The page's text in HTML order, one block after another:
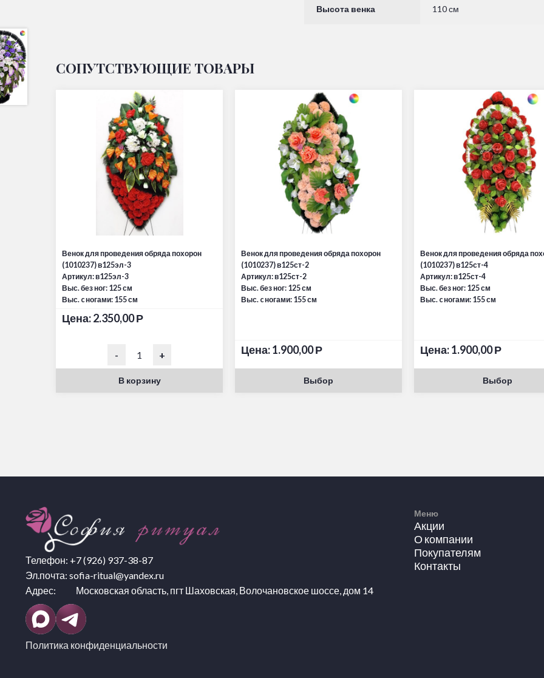
Высота венка 110 см
СОПУТСТВУЮЩИЕ ТОВАРЫ
Венок для проведения обряда похорон
(1010237) в125эл-3
Артикул: в125эл-3
Выс. без ног: 125 см
Выс. c ногами: 155 см
Цена:2.350,00Р
- +
В корзину
Венок для проведения обряда похорон
(1010237) в125ст-2
Артикул: в125ст-2
Выс. без ног: 125 см
Выс. c ногами: 155 см
Цена:1.900,00Р
Выбор
Венок для проведения обряда
(1010237) в125ст-4
Артикул: в125ст-4
Выс. без ног: 125 см
Выс. c ногами: 155 см
Цена:1.900,00Р
Выбор
Телефон: +7 (926) 937-38-87
Эл.почта: sofia-ritual@yandex.ru
Адрес: Московская область, пгт Шаховская, Волочановское шоссе, дом 14
Политика конфиденциальности
Меню
Акции
О компании
Покупателям
Контакты